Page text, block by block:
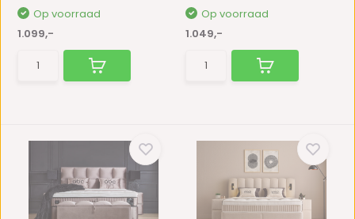
Op voorraad
1.099,-
Op voorraad
1.049,-